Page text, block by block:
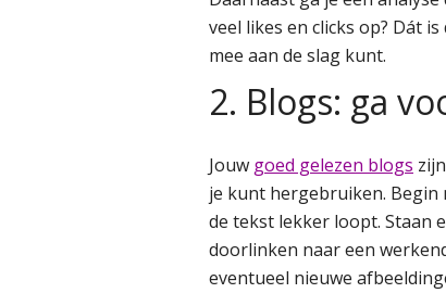
veel likes en clicks op? Dát
mee aan de slag kunt.
2. Blogs: ga
Jouw goed gelezen blogs
je kunt hergebruiken.
de tekst lekker loopt. Staan
doorlinken naar een
eventueel nieuwe